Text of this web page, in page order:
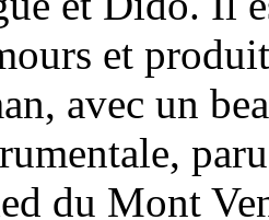
et
avec un
du Mont